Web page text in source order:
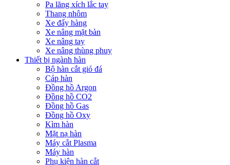
Pa lăng xích lắc tay
Thang nhôm
Xe đẩy hàng
Xe nâng mặt bàn
Xe nâng tay
Xe nâng thùng phuy
Thiết bị ngành hàn
Bộ hàn cắt gió đá
Cáp hàn
Đồng hồ Argon
Đồng hồ CO2
Đồng hồ Gas
Đồng hồ Oxy
Kìm hàn
Mặt nạ hàn
Máy cắt Plasma
Máy hàn
Phụ kiện hàn cắt